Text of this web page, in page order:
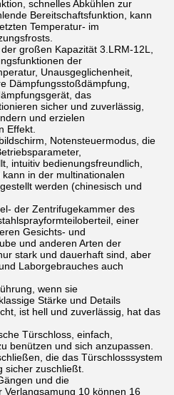
schnelles Abkühlen zur
Bereitschaftsfunktion, kann
Temperatur- im
großen Kapazität 3.LRM-12L,
der
Unausgeglichenheit,
Dämpfungsstoßdämpfung,
das
sicher und zuverlässig,
und erzielen
Effekt.
Notensteuermodus, die
intuitiv bedienungsfreundlich,
in der multinationalen
werden (chinesisch und
der Zentrifugekammer des
einer
Gesichts- und
und anderen Arten der
stark und dauerhaft sind, aber
Laborgebrauches auch
wenn sie
Stärke und Details
ist hell und zuverlässig, hat das
Türschloss, einfach,
benützen und sich anzupassen.
die das Türschlosssystem
sicher zuschließt.
und die
10 können 16